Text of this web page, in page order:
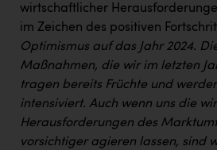
Vier Diamanten
Vorlagenportal
Wir besiegen Krebs
Wirtschaftskammer OÖ
ZGONC
wirtschaftlicher
im Zeichen des positiven
Optimismus auf das Jahr 2024.
Maßnahmen, die wir im letzten
tragen bereits Früchte und
intensiviert. Auch wenn uns die
Herausforderungen des
vorsichtiger agieren lassen, sind